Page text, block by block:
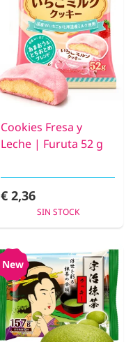
Cookies Fresa y
Leche | Furuta 52 g
€ 2,36
SIN STOCK
New